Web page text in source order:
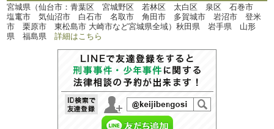
宮城県（仙台市：青葉区 宮城野区 若林区 太白区 泉区 石巻市
塩竃市 気仙沼市 白石市 名取市 角田市 多賀城市 岩沼市 登米
市 栗原市 東松島市 大崎市など宮城県全域）秋田県 岩手県 山形
県 福島県詳細はこちら